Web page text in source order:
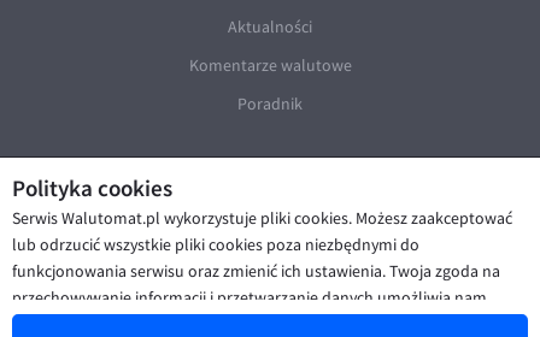
Polityka cookies
Serwis Walutomat.pl wykorzystuje pliki cookies. Możesz zaakceptować
lub odrzucić wszystkie pliki cookies poza niezbędnymi do
funkcjonowania serwisu oraz zmienić ich ustawienia. Twoja zgoda na
przechowywanie informacji i przetwarzanie danych umożliwia nam
poprawę funkcjonalności strony oraz prezentowanie Ci
Aktualności
Komentarze walutowe
Poradnik
© Walutomat 2026 | Regulaminy
|
Polityka prywatności i cookies | Deklaracja dostępności